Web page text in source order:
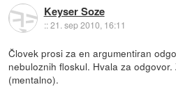
Keyser Soze
::21. sep 2010, 16:11
Človek prosi za en argumentiran
nebuloznih floskul. Hvala za
(mentalno).